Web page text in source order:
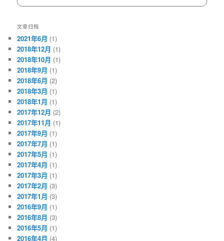
文章归档
2021年6月 (1)
2018年12月 (1)
2018年10月 (1)
2018年9月 (1)
2018年6月 (2)
2018年3月 (1)
2018年1月 (1)
2017年12月 (2)
2017年11月 (1)
2017年9月 (1)
2017年7月 (1)
2017年5月 (1)
2017年4月 (1)
2017年3月 (1)
2017年2月 (3)
2017年1月 (3)
2016年9月 (1)
2016年8月 (3)
2016年5月 (1)
2016年4月 (4)